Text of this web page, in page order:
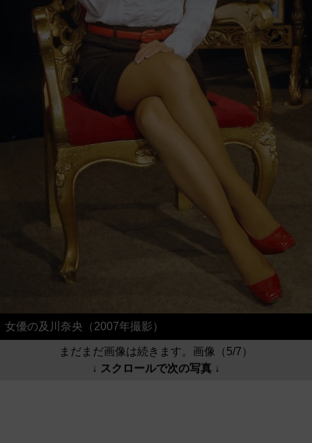
女優の及川奈央（2007年撮影）
まだまだ画像は続きます。画像（5/7）
↓ スクロールで次の写真 ↓